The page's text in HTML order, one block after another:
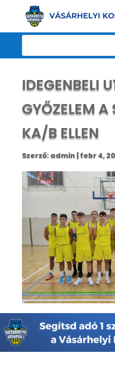
IDEGENBELI
GYŐZELEM A
KA/B ELLEN
Szerző: admin | febr 4,